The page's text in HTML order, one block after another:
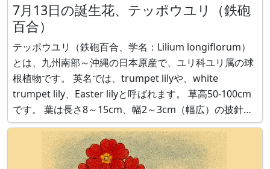
7月13日の誕生花、テッポウユリ（鉄砲
百合）
テッポウユリ（鉄砲百合、学名：Lilium longiflorum）
とは、九州南部～沖縄の日本原産で、ユリ科ユリ属の球
根植物です。 英名では、trumpet lilyや、white
trumpet lily、Easter lilyと呼ばれます。 草高50-100cm
です。 葉は長さ8～15cm、幅2～3cm（幅広）の披針形
で全縁、茎の周りに散生します。 4月～6月に、白いトラ
ンペット型をし